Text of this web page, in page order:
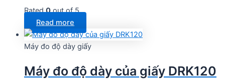
Rated0out of 5
Read more
Máy đo độ dày giấy
Máy đo độ dày của giấy DRK120